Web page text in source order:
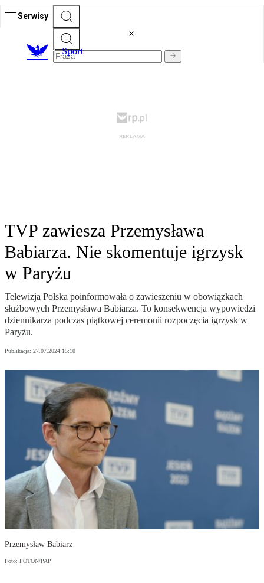
Serwisy
Sport
TVP zawiesza Przemysława
Babiarza. Nie skomentuje igrzysk
w Paryżu
Telewizja Polska poinformowała o zawieszeniu w obowiązkach
służbowych Przemysława Babiarza. To konsekwencja wypowiedzi
dziennikarza podczas piątkowej ceremonii rozpoczęcia igrzysk w
Paryżu.
Publikacja: 27.07.2024 15:10
Przemysław Babiarz
Foto: FOTON/PAP